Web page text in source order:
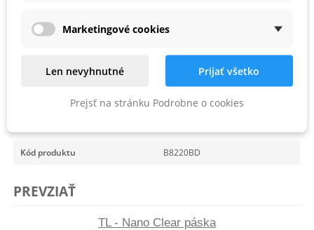
pre určité aplikácie môže nahradiť mechanické spoje
inštruktážnom videu.
PARAMETRE PRODUKTU
Kód produktu B8220BD
PREVZIAŤ
TL - Nano Clear páska
Marketingové cookies
Len nevyhnutné Prijať všetko
Prejsť na stránku Podrobne o cookies